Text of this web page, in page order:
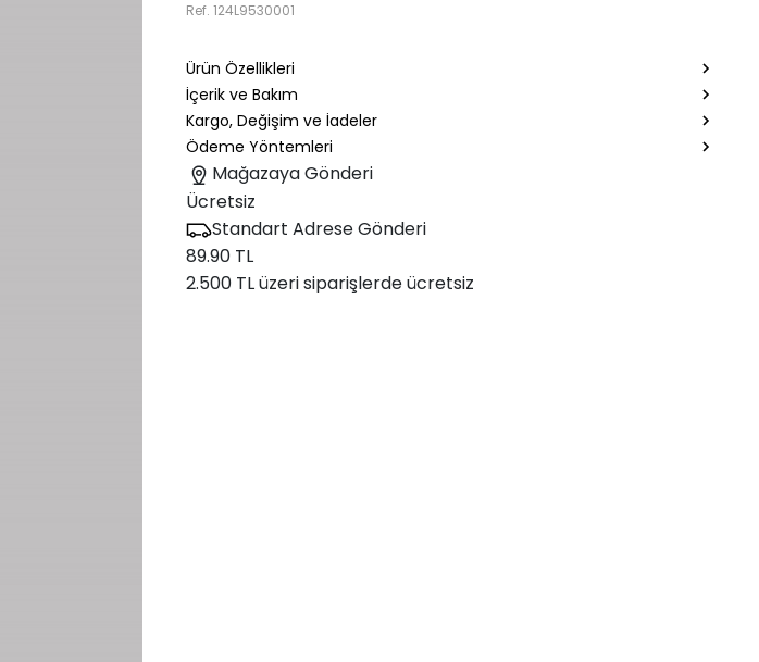
Ref. 124L9530001
Ürün Özellikleri
İçerik ve Bakım
Kargo, Değişim ve İadeler
Ödeme Yöntemleri
Mağazaya Gönderi
Ücretsiz
Standart Adrese Gönderi
89.90 TL
2.500 TL üzeri siparişlerde ücretsiz